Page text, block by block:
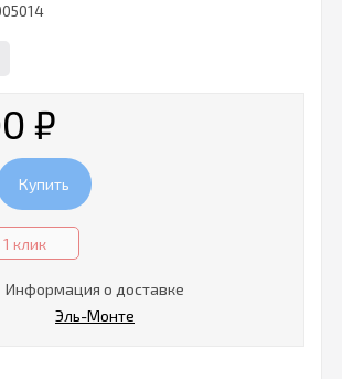
₽
Купить
клик
Информация о доставке
Эль-Монте